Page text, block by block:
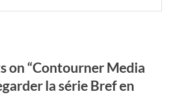
on “Contourner Media
la série Bref en